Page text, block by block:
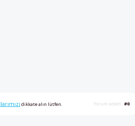
dikkate alın lütfen. Yorum adedi #0